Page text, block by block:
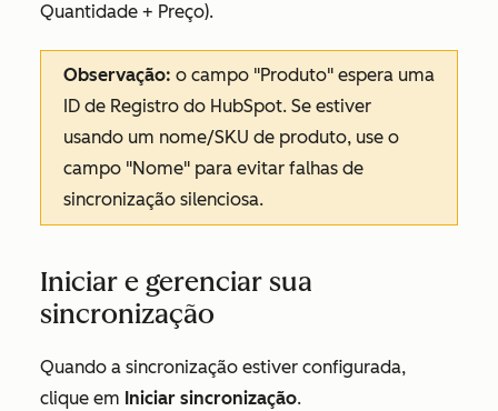
Quantidade + Preço).
Observação: o campo "Produto" espera uma
ID de Registro do HubSpot. Se estiver
usando um nome/SKU de produto, use o
campo "Nome" para evitar falhas de
sincronização silenciosa.
Iniciar e gerenciar sua
sincronização
Quando a sincronização estiver configurada,
clique em Iniciar sincronização.